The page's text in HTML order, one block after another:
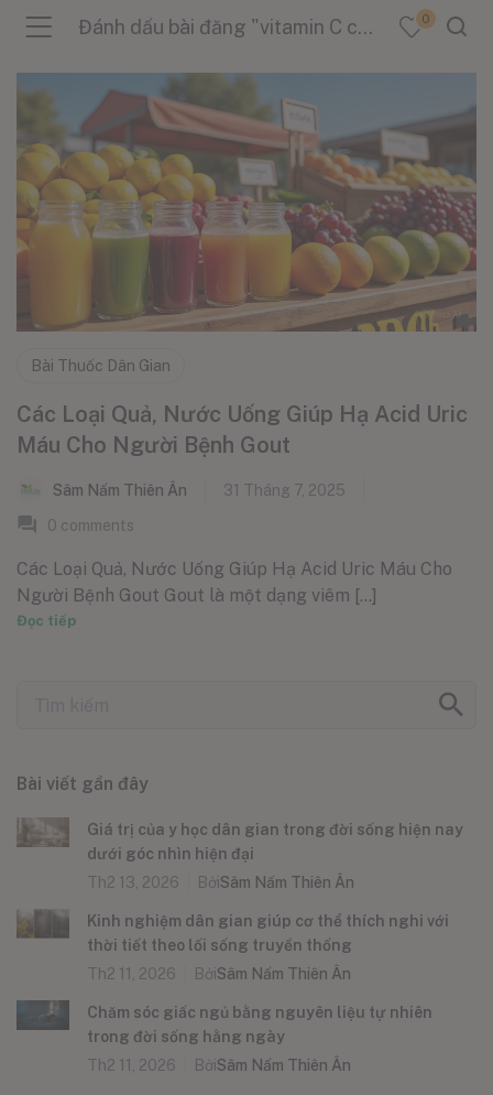
(Sản Phẩm )
(Danh Mục )
(Tin Tức )
Đánh dấu bài đăng "vitamin C cho người gout" 0
Bài Thuốc Dân Gian
Các Loại Quả, Nước Uống Giúp Hạ Acid Uric
Máu Cho Người Bệnh Gout
Sâm Nấm Thiên Ân
31 Tháng 7, 2025
0 comments
Các Loại Quả, Nước Uống Giúp Hạ Acid Uric Máu Cho
Người Bệnh Gout Gout là một dạng viêm [...]
Đọc tiếp
Bài viết gần đây
Giá trị của y học dân gian trong đời sống hiện nay
dưới góc nhìn hiện đại
Th2 13, 2026
BởiSâm Nấm Thiên Ân
Kinh nghiệm dân gian giúp cơ thể thích nghi với
thời tiết theo lối sống truyền thống
Th2 11, 2026
BởiSâm Nấm Thiên Ân
Chăm sóc giấc ngủ bằng nguyên liệu tự nhiên
trong đời sống hằng ngày
Th2 11, 2026
BởiSâm Nấm Thiên Ân